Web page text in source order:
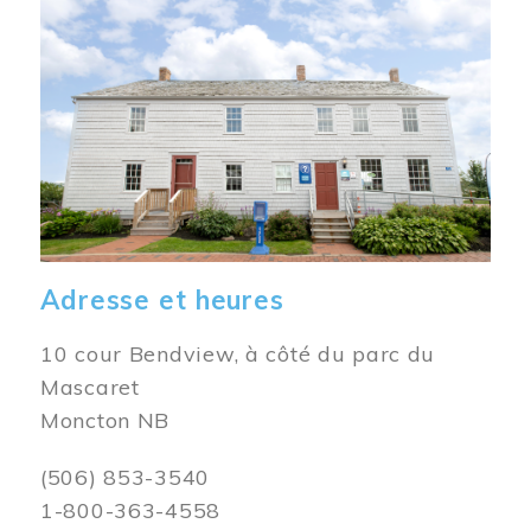
Image
Adresse et heures
10 cour Bendview, à côté du parc du
Mascaret
Moncton NB
(506) 853-3540
1-800-363-4558